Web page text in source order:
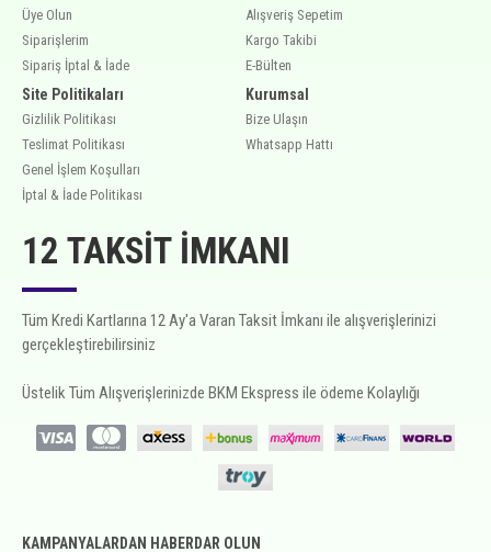
Üye Olun
Siparişlerim
Sipariş İptal & İade
Site Politikaları
Gizlilik Politikası
Teslimat Politikası
Genel İşlem Koşulları
İptal & İade Politikası
Alışveriş Sepetim
Kargo Takibi
E-Bülten
Kurumsal
Bize Ulaşın
Whatsapp Hattı
12 TAKSIT İMKANI
Tüm Kredi Kartlarına 12 Ay'a Varan Taksit İmkanı ile alışverişlerinizi
gerçekleştirebilirsiniz
Üstelik Tüm Alışverişlerinizde BKM Ekspress ile ödeme Kolaylığı
KAMPANYALARDAN HABERDAR OLUN